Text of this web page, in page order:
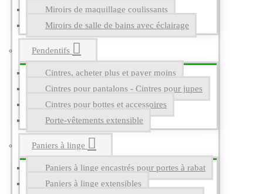
Miroirs de maquillage coulissants
Miroirs de salle de bains avec éclairage
Pendentifs
Cintres, acheter plus et payer moins
Cintres pour pantalons - Cintres pour jupes
Cintres pour bottes et accessoires
Porte-vêtements extensible
Paniers à linge
Paniers à linge encastrés pour portes à rabat
Paniers à linge extensibles